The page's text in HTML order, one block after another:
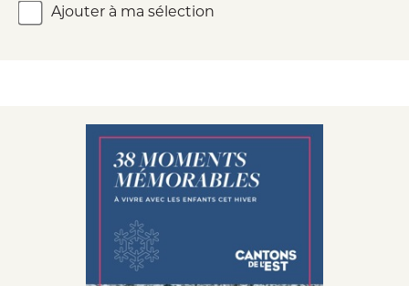
Ajouter à ma sélection